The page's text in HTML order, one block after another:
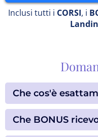
Inclusi tutti i CORSI, i
Che cos'è
Questocorso rapido
portare online il
Che BONUS
Riceverai6 BONUS,